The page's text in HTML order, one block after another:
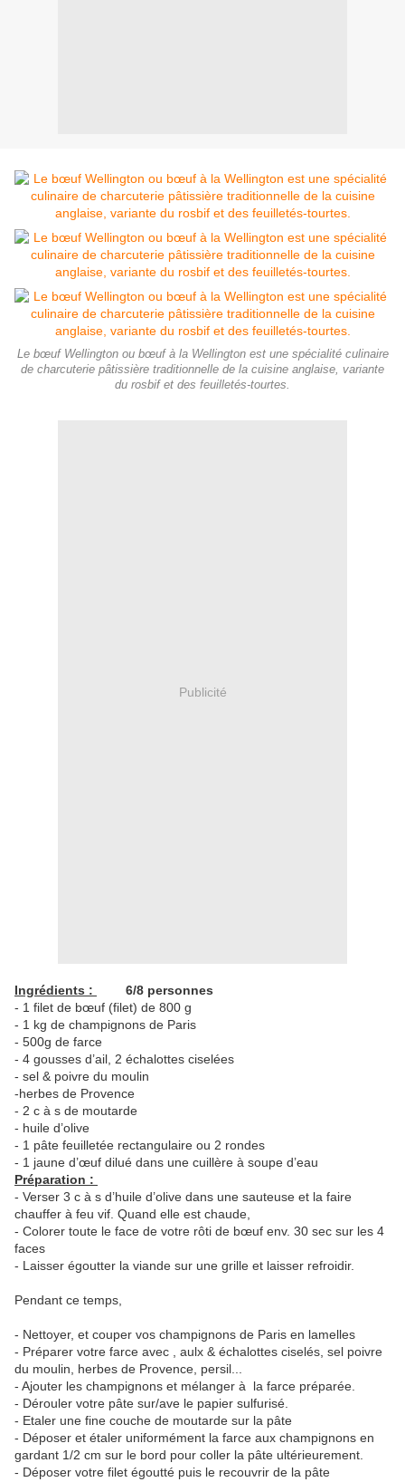
Le bœuf Wellington ou bœuf à la Wellington est une spécialité culinaire
de charcuterie pâtissière traditionnelle de la cuisine anglaise, variante
du rosbif et des feuilletés-tourtes.
Publicité
Ingrédients :
6/8 personnes
- 1 filet de bœuf (filet) de 800 g
- 1 kg de champignons de Paris
- 500g de farce
- 4 gousses d’ail, 2 échalottes ciselées
- sel & poivre du moulin
-herbes de Provence
- 2 c à s de moutarde
- huile d’olive
- 1 pâte feuilletée rectangulaire ou 2 rondes
- 1 jaune d’œuf dilué dans une cuillère à soupe d’eau
Préparation :
- Verser 3 c à s d’huile d’olive dans une sauteuse et la faire
chauffer à feu vif. Quand elle est chaude,
- Colorer toute le face de votre rôti de bœuf env. 30 sec sur les 4
faces
- Laisser égoutter la viande sur une grille et laisser refroidir.
Pendant ce temps,
- Nettoyer, et couper vos champignons de Paris en lamelles
- Préparer votre farce avec , aulx & échalottes ciselés, sel poivre
du moulin, herbes de Provence, persil...
- Ajouter les champignons et mélanger à la farce préparée.
- Dérouler votre pâte sur/ave le papier sulfurisé.
- Etaler une fine couche de moutarde sur la pâte
- Déposer et étaler uniformément la farce aux champignons en
gardant 1/2 cm sur le bord pour coller la pâte ultérieurement.
- Déposer votre filet égoutté puis le recouvrir de la pâte